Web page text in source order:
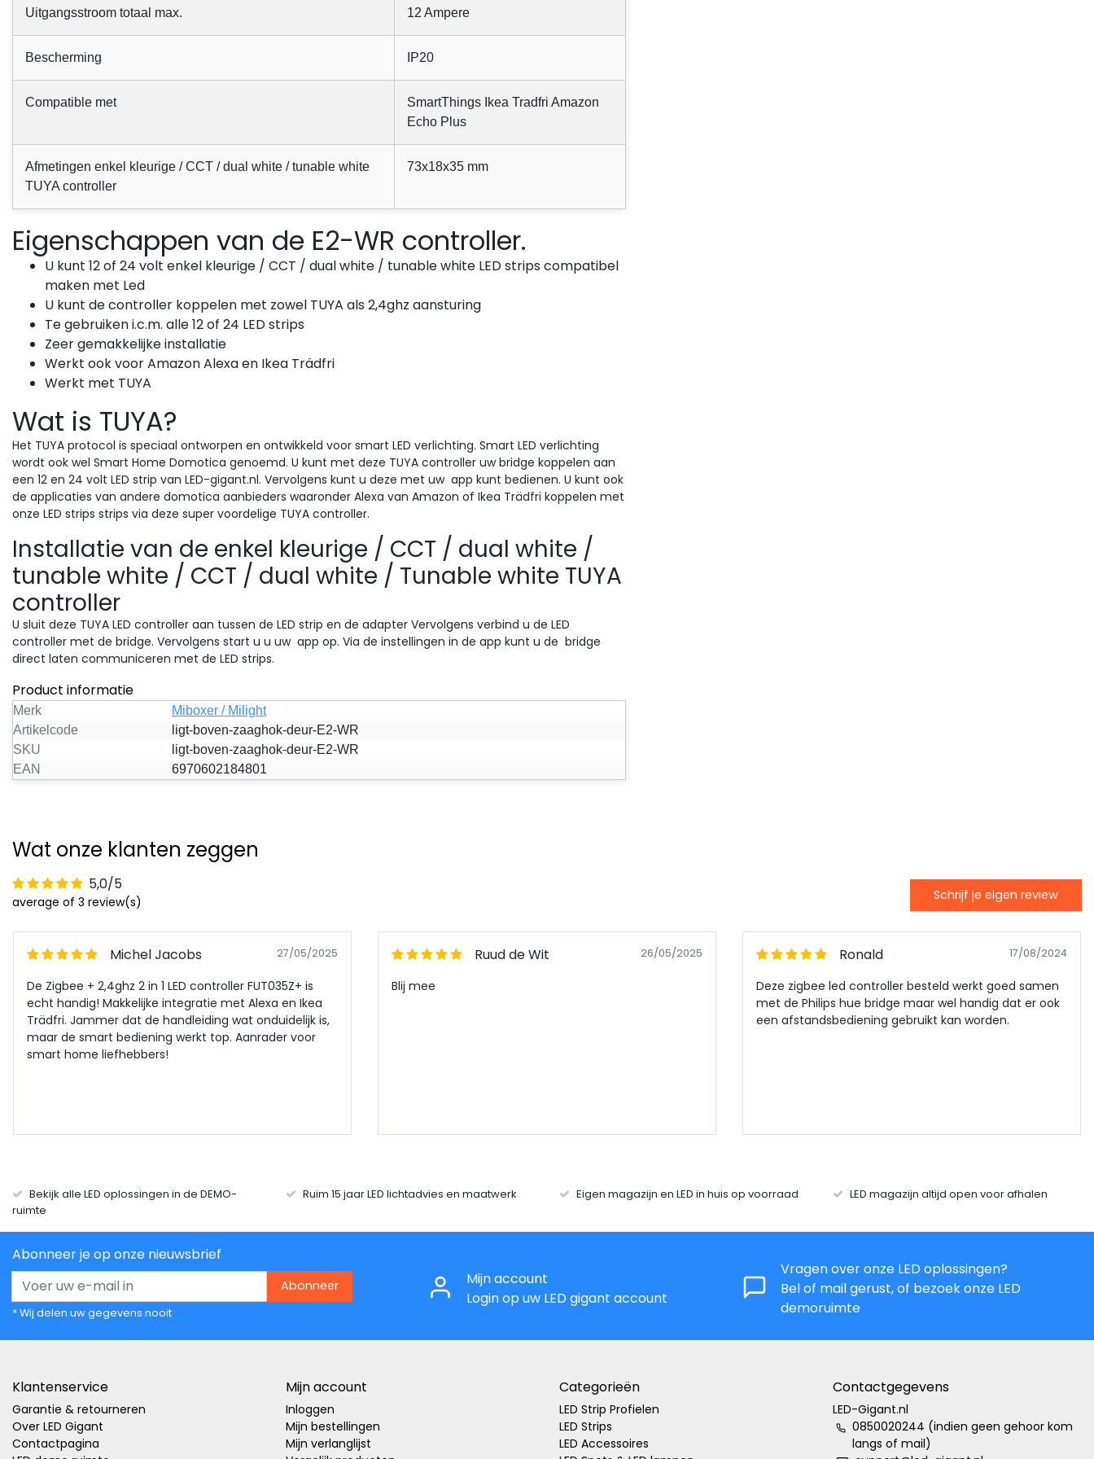
Uitgangsstroom totaal max. 12 Ampere
Bescherming IP20
Compatible met
SmartThings Ikea Tradfri Amazon
Echo Plus
Afmetingen enkel kleurige / CCT / dual white / tunable white
TUYA controller
73x18x35 mm
Eigenschappen van de E2-WR controller.
U kunt 12 of 24 volt enkel kleurige / CCT / dual white / tunable white LED strips compatibel
maken met Led
U kunt de controller koppelen met zowel TUYA als 2,4ghz aansturing
Te gebruiken i.c.m. alle 12 of 24 LED strips
Zeer gemakkelijke installatie
Werkt ook voor Amazon Alexa en Ikea Trädfri
Werkt met TUYA
Wat is TUYA?
Het TUYA protocol is speciaal ontworpen en ontwikkeld voor smart LED verlichting. Smart LED verlichting
wordt ook wel Smart Home Domotica genoemd. U kunt met deze TUYA controller uw bridge koppelen aan
een 12 en 24 volt LED strip van LED-gigant.nl. Vervolgens kunt u deze met uw app kunt bedienen. U kunt ook
de applicaties van andere domotica aanbieders waaronder Alexa van Amazon of Ikea Trädfri koppelen met
onze LED strips strips via deze super voordelige TUYA controller.
Installatie van de enkel kleurige / CCT / dual white /
tunable white / CCT / dual white / Tunable white TUYA
controller
U sluit deze TUYA LED controller aan tussen de LED strip en de adapter Vervolgens verbind u de LED
controller met de bridge. Vervolgens start u u uw app op. Via de instellingen in de app kunt u de bridge
direct laten communiceren met de LED strips.
Product informatie
Merk
Miboxer / Milight
Artikelcode
ligt-boven-zaaghok-deur-E2-WR
SKU
ligt-boven-zaaghok-deur-E2-WR
EAN
6970602184801
Wat onze klanten zeggen
5,0/5
average of 3 review(s) Schrijf je eigen review
Michel Jacobs 27/05/2025
De Zigbee + 2,4ghz 2 in 1 LED controller FUT035Z+ is
echt handig! Makkelijke integratie met Alexa en Ikea
Trädfri. Jammer dat de handleiding wat onduidelijk is,
maar de smart bediening werkt top. Aanrader voor
smart home liefhebbers!
Ruud de Wit 26/05/2025
Blij mee
Ronald 17/08/2024
Deze zigbee led controller besteld werkt goed samen
met de Philips hue bridge maar wel handig dat er ook
een afstandsbediening gebruikt kan worden.
Bekijk alle LED oplossingen in de DEMO-
ruimte
Ruim 15 jaar LED lichtadvies en maatwerk Eigen magazijn en LED in huis op voorraad LED magazijn altijd open voor afhalen
Abonneer je op onze nieuwsbrief
Abonneer
* Wij delen uw gegevens nooit
Mijn account
Login op uw LED gigant account
Vragen over onze LED oplossingen?
Bel of mail gerust, of bezoek onze LED
demoruimte
Klantenservice
Garantie & retourneren
Over LED Gigant
Contactpagina
Mijn account
Inloggen
Mijn bestellingen
Mijn verlanglijst
Categorieën
LED Strip Profielen
LED Strips
LED Accessoires
Contactgegevens
LED-Gigant.nl
0850020244 (indien geen gehoor kom
langs of mail)